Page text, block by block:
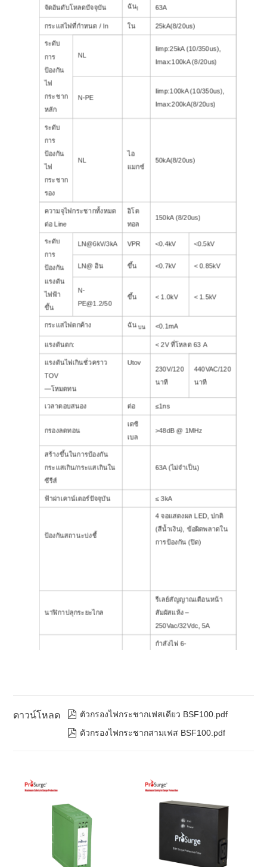
จัดอันดับโหลดปัจจุบัน ฉันl 63A
กระแสไฟที่กำหนด / In ใน 25kA(8/20us)
ระดับ
การ
ป้องกัน
ไฟ
กระชาก
หลัก
NL
Iimp:25kA (10/350us),
Imax:100kA (8/20us)
N-PE
Iimp:100kA (10/350us),
Imax:200kA(8/20us)
ระดับ
การ
ป้องกัน
ไฟ
กระชาก
รอง
NL
ไอ
แมกซ์
50kA(8/20us)
ความจุไฟกระชากทั้งหมด
ต่อ Line
อิโต
ทอล
150kA (8/20us)
ระดับ
การ
ป้องกัน
แรงดัน
ไฟฟ้า
ขึ้น
LN@6kV/3kA VPR <0.4kV <0.5kV
LN@ อิน ขึ้น <0.7kV < 0.85kV
N-
PE@1.2/50
ขึ้น < 1.0kV < 1.5kV
กระแสไฟตกค้าง ฉันบน <0.1mA
แรงดันตก: < 2V ที่โหลด 63 A
แรงดันไฟเกินชั่วคราว
TOV
—โหมดทน
Utov
230V/120
นาที
440VAC/120
นาที
เวลาตอบสนอง ต่อ ≤1ns
กรองลดทอน
เดซิ
เบล
>48dB @ 1MHz
สร้างขึ้นในการป้องกัน
กระแสเกิน/กระแสเกินใน
ซีรีส์
63A (ไม่จำเป็น)
ฟ้าผ่าเคาน์เตอร์ปัจจุบัน ≤ 3kA
ป้องกันสถานะบ่งชี้
4 จอแสดงผล LED, ปกติ
(สีน้ำเงิน), ข้อผิดพลาดใน
การป้องกัน (ปิด)
นาฬิกาปลุกระยะไกล
รีเลย์สัญญาณเตือนหน้า
สัมผัสแห้ง –
250Vac/32Vdc, 5A
กำลังไฟ 6-
สิ่งแวดล้อม
+70ºC
ระดับการป้องกัน IP20
520 มม. (ย.) x425 มม.
(ก.) x 170 มม.
ประมาณ
น้ำหนัก ประมาณ
ดาวน์โหลด  ตัวกรองไฟกระชากเฟสเดียว BSF100.pdf
 ตัวกรองไฟกระชากสามเฟส BSF100.pdf